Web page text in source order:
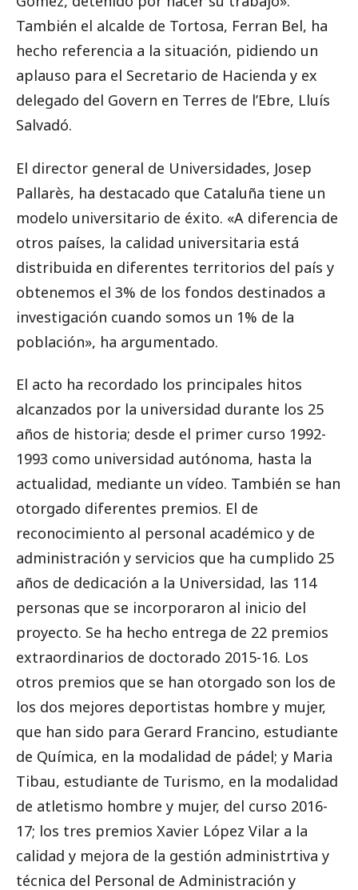
También el alcalde de Tortosa, Ferran Bel, ha
hecho referencia a la situación, pidiendo un
aplauso para el Secretario de Hacienda y ex
delegado del Govern en Terres de l’Ebre, Lluís
Salvadó.
El director general de Universidades, Josep
Pallarès, ha destacado que Cataluña tiene un
modelo universitario de éxito. «A diferencia de
otros países, la calidad universitaria está
distribuida en diferentes territorios del país y
obtenemos el 3% de los fondos destinados a
investigación cuando somos un 1% de la
población», ha argumentado.
El acto ha recordado los principales hitos
alcanzados por la universidad durante los 25
años de historia; desde el primer curso 1992-
1993 como universidad autónoma, hasta la
actualidad, mediante un vídeo. También se han
otorgado diferentes premios. El de
reconocimiento al personal académico y de
administración y servicios que ha cumplido 25
años de dedicación a la Universidad, las 114
personas que se incorporaron al inicio del
proyecto. Se ha hecho entrega de 22 premios
extraordinarios de doctorado 2015-16. Los
otros premios que se han otorgado son los de
los dos mejores deportistas hombre y mujer,
que han sido para Gerard Francino, estudiante
de Química, en la modalidad de pádel; y Maria
Tibau, estudiante de Turismo, en la modalidad
de atletismo hombre y mujer, del curso 2016-
17; los tres premios Xavier López Vilar a la
calidad y mejora de la gestión administrtiva y
técnica del Personal de Administración y